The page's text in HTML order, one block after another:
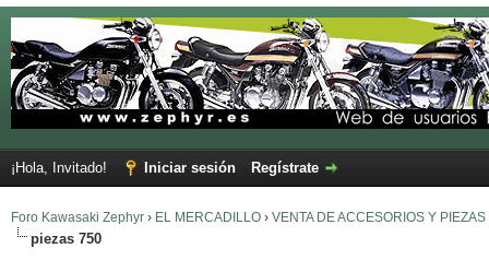
¡Hola, Invitado! Iniciar sesión Regístrate
Foro Kawasaki Zephyr › EL MERCADILLO › VENTA DE ACCESORIOS Y PIEZAS
piezas 750